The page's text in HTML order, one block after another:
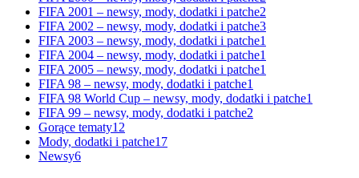
FIFA 2001 – newsy, mody, dodatki i patche2
FIFA 2002 – newsy, mody, dodatki i patche3
FIFA 2003 – newsy, mody, dodatki i patche1
FIFA 2004 – newsy, mody, dodatki i patche1
FIFA 2005 – newsy, mody, dodatki i patche1
FIFA 98 – newsy, mody, dodatki i patche1
FIFA 98 World Cup – newsy, mody, dodatki i patche1
FIFA 99 – newsy, mody, dodatki i patche2
Gorące tematy12
Mody, dodatki i patche17
Newsy6